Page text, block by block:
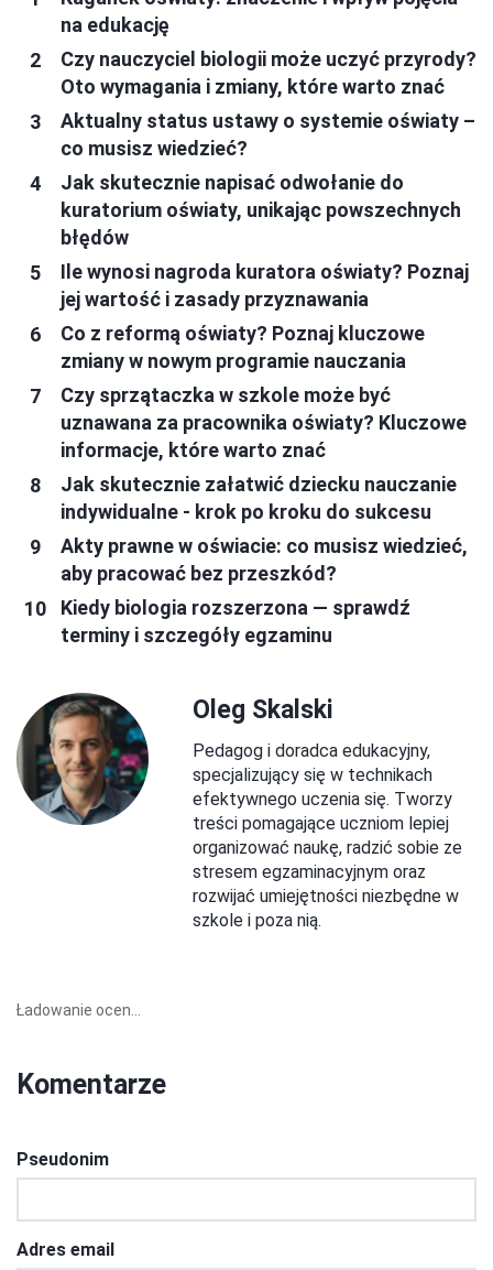
na edukację
Czy nauczyciel biologii może uczyć przyrody?
Oto wymagania i zmiany, które warto znać
Aktualny status ustawy o systemie oświaty –
co musisz wiedzieć?
Jak skutecznie napisać odwołanie do
kuratorium oświaty, unikając powszechnych
błędów
Ile wynosi nagroda kuratora oświaty? Poznaj
jej wartość i zasady przyznawania
Co z reformą oświaty? Poznaj kluczowe
zmiany w nowym programie nauczania
Czy sprzątaczka w szkole może być
uznawana za pracownika oświaty? Kluczowe
informacje, które warto znać
Jak skutecznie załatwić dziecku nauczanie
indywidualne - krok po kroku do sukcesu
Akty prawne w oświacie: co musisz wiedzieć,
aby pracować bez przeszkód?
Kiedy biologia rozszerzona — sprawdź
terminy i szczegóły egzaminu
Oleg Skalski
Pedagog i doradca edukacyjny,
specjalizujący się w technikach
efektywnego uczenia się. Tworzy
treści pomagające uczniom lepiej
organizować naukę, radzić sobie ze
stresem egzaminacyjnym oraz
rozwijać umiejętności niezbędne w
szkole i poza nią.
Ładowanie ocen...
Komentarze
Pseudonim
Adres email